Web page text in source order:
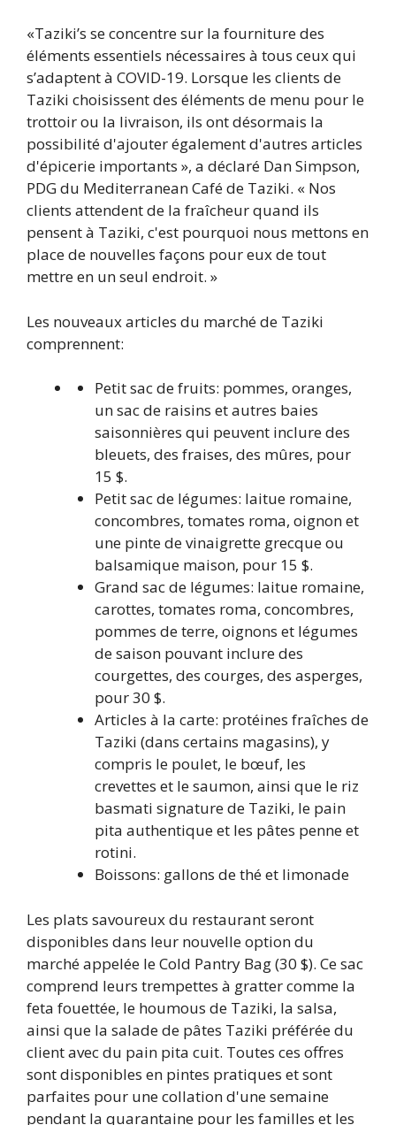
«Taziki’s se concentre sur la fourniture des
éléments essentiels nécessaires à tous ceux qui
s’adaptent à COVID-19. Lorsque les clients de
Taziki choisissent des éléments de menu pour le
trottoir ou la livraison, ils ont désormais la
possibilité d'ajouter également d'autres articles
d'épicerie importants », a déclaré Dan Simpson,
PDG du Mediterranean Café de Taziki. « Nos
clients attendent de la fraîcheur quand ils
pensent à Taziki, c'est pourquoi nous mettons en
place de nouvelles façons pour eux de tout
mettre en un seul endroit. »
Les nouveaux articles du marché de Taziki
comprennent:
Petit sac de fruits: pommes, oranges,
un sac de raisins et autres baies
saisonnières qui peuvent inclure des
bleuets, des fraises, des mûres, pour
15 $.
Petit sac de légumes: laitue romaine,
concombres, tomates roma, oignon et
une pinte de vinaigrette grecque ou
balsamique maison, pour 15 $.
Grand sac de légumes: laitue romaine,
carottes, tomates roma, concombres,
pommes de terre, oignons et légumes
de saison pouvant inclure des
courgettes, des courges, des asperges,
pour 30 $.
Articles à la carte: protéines fraîches de
Taziki (dans certains magasins), y
compris le poulet, le bœuf, les
crevettes et le saumon, ainsi que le riz
basmati signature de Taziki, le pain
pita authentique et les pâtes penne et
rotini.
Boissons: gallons de thé et limonade
Les plats savoureux du restaurant seront
disponibles dans leur nouvelle option du
marché appelée le Cold Pantry Bag (30 $). Ce sac
comprend leurs trempettes à gratter comme la
feta fouettée, le houmous de Taziki, la salsa,
ainsi que la salade de pâtes Taziki préférée du
client avec du pain pita cuit. Toutes ces offres
sont disponibles en pintes pratiques et sont
parfaites pour une collation d'une semaine
pendant la quarantaine pour les familles et les